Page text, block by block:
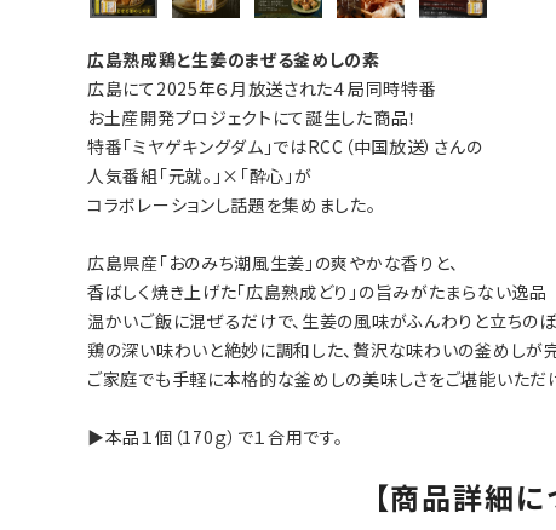
広島熟成鶏と生姜のまぜる釜めしの素
広島にて2025年６月放送された４局同時特番
お土産開発プロジェクトにて誕生した商品！
特番「ミヤゲキングダム」ではRCC（中国放送）さんの
人気番組「元就。」×「酔心」が
コラボレーションし話題を集めました。
広島県産「おのみち潮風生姜」の爽やかな香りと、
香ばしく焼き上げた「広島熟成どり」の旨みがたまらない逸品
温かいご飯に混ぜるだけで、生姜の風味がふんわりと立ちの
鶏の深い味わいと絶妙に調和した、贅沢な味わいの釜めしが完
ご家庭でも手軽に本格的な釜めしの美味しさをご堪能いただ
▶本品１個（170ｇ）で１合用です。
【商品詳細に